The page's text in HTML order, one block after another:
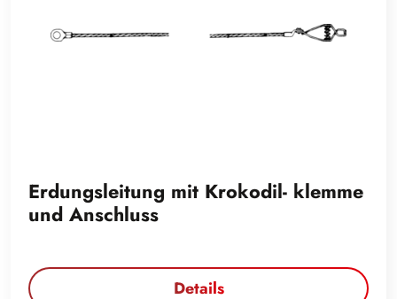
Erdungsleitung mit Krokodil- klemme
und Anschluss
Details